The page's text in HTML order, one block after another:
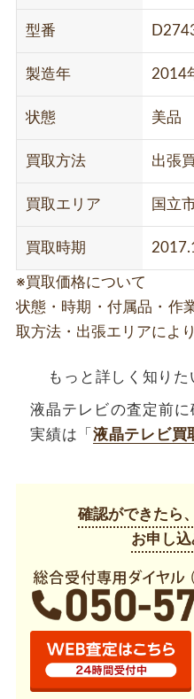
型番
製造年 2014
状態 美品
買取方法 出張
買取エリア 国立
買取時期
※買取価格について
状態・時期・付属品・作
取方法・出張エリアによ
もっと詳しく知りた
液晶テレビの査定前
実績は「 液晶テレビ買
確認ができたら
お申し